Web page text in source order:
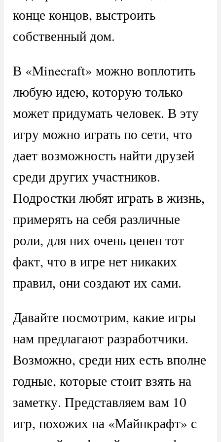
конце концов, выстроить
собственный дом.
В «Minecraft» можно воплотить
любую идею, которую только
может придумать человек. В эту
игру можно играть по сети, что
дает возможность найти друзей
среди других участников.
Подростки любят играть в жизнь,
примерять на себя различные
роли, для них очень ценен тот
факт, что в игре нет никаких
правил, они создают их сами.
Давайте посмотрим, какие игры
нам предлагают разработчики.
Возможно, среди них есть вполне
годные, которые стоит взять на
заметку. Представляем вам 10
игр, похожих на «Майнкрафт» с